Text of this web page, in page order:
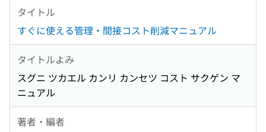
タイトル
すぐに使える管理・間接コスト削減マニュアル
タイトルよみ
スグニ ツカエル カンリ カンセツ コスト サクゲン マ
ニュアル
著者・編者